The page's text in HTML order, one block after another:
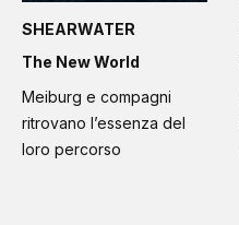
SHEARWATER
The New World
Meiburg e compagni
ritrovano l’essenza del
loro percorso